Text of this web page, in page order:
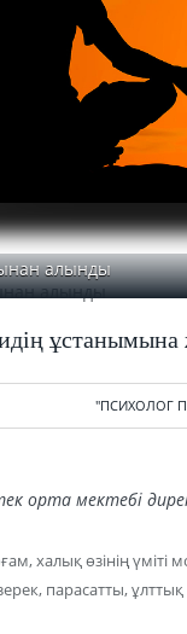
алынды
ұстанымына
"ПСИХОЛОГ
орта мектебі
халық өзінің
парасатты,